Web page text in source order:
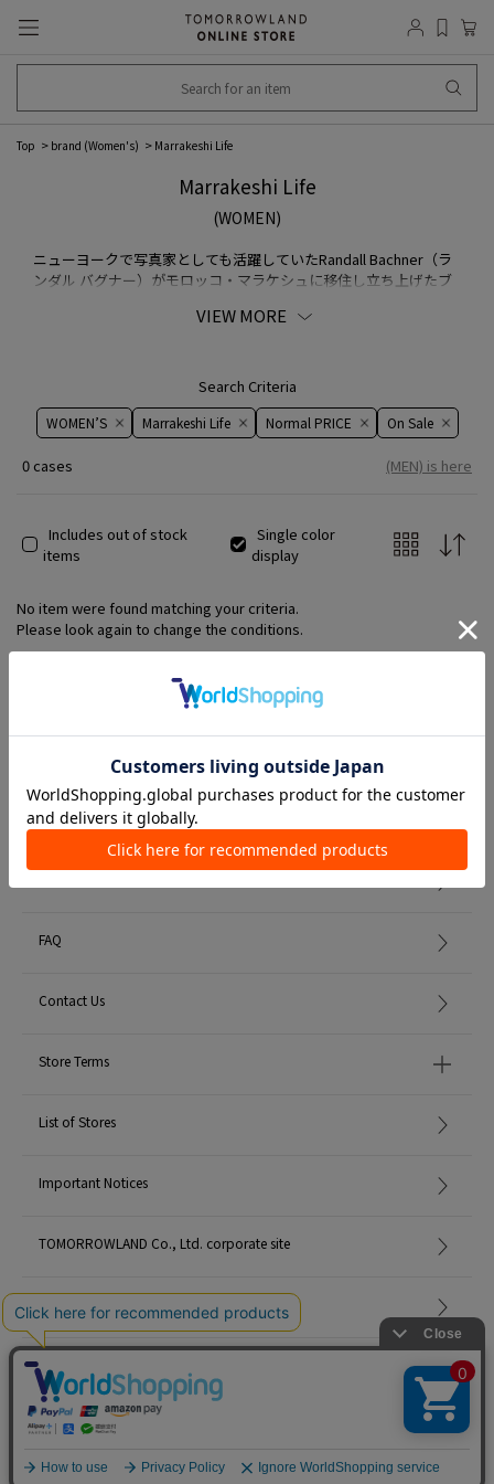
Top brand (Women's) Marrakeshi Life
Marrakeshi Life
(WOMEN)
ニューヨークで写真家としても活躍していたRandall Bachner（ラ
ンダル バグナー）がモロッコ・マラケシュに移住し立ち上げたブ
ーラーによる縫製まで一貫して行っています。モロッコの伝統を取
VIEW MORE
Search Criteria
WOMEN’S Marrakeshi Life Normal PRICE On ​​Sale​​
0 cases (MEN) is here
Includes out of stock
items
Single color
display
No item were found matching your criteria.
Please look again to change the conditions.
Member Services
FAQ
Contact Us
Store Terms
List of Stores
Important Notices
TOMORROWLAND Co., Ltd. corporate site
Careers
Site Map
English